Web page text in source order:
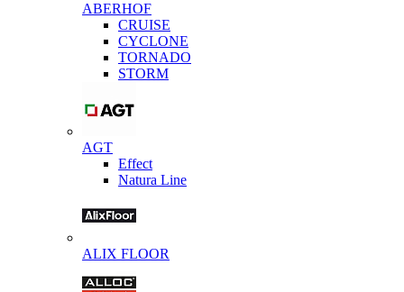
ABERHOF
CRUISE
CYCLONE
TORNADO
STORM
AGT
Effect
Natura Line
ALIX FLOOR